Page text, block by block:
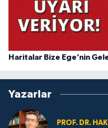
Haritalar Bize Ege’nin
Yazarlar
PROF. DR.